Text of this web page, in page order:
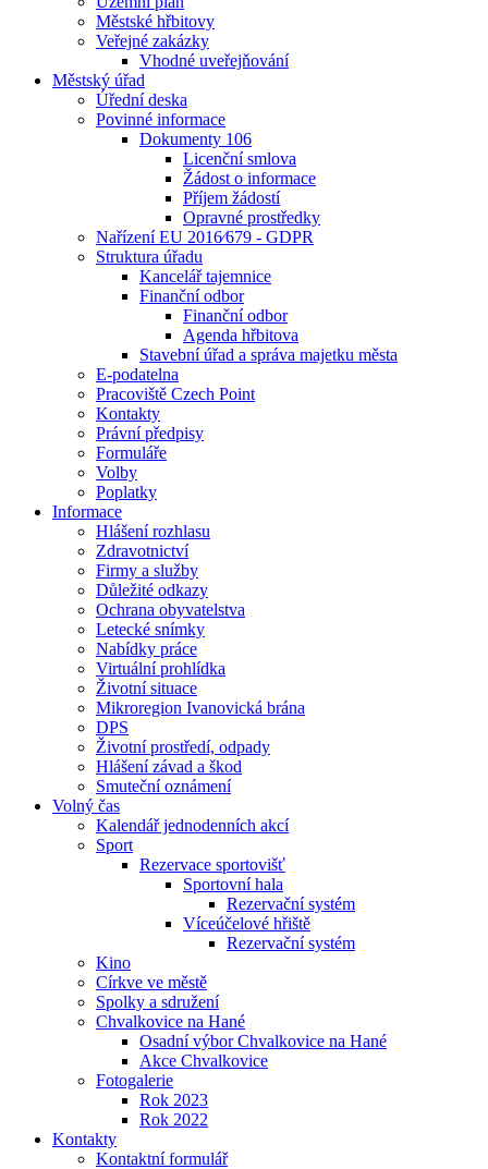
Městské hřbitovy
Veřejné zakázky
Vhodné uveřejňování
Městský úřad
Úřední deska
Povinné informace
Dokumenty 106
Licenční smlova
Žádost o informace
Příjem žádostí
Opravné prostředky
Nařízení EU 2016⁄679 - GDPR
Struktura úřadu
Kancelář tajemnice
Finanční odbor
Finanční odbor
Agenda hřbitova
Stavební úřad a správa majetku města
E-podatelna
Pracoviště Czech Point
Kontakty
Právní předpisy
Formuláře
Volby
Poplatky
Informace
Hlášení rozhlasu
Zdravotnictví
Firmy a služby
Důležité odkazy
Ochrana obyvatelstva
Letecké snímky
Nabídky práce
Virtuální prohlídka
Životní situace
Mikroregion Ivanovická brána
DPS
Životní prostředí, odpady
Hlášení závad a škod
Smuteční oznámení
Volný čas
Kalendář jednodenních akcí
Sport
Rezervace sportovišť
Sportovní hala
Rezervační systém
Víceúčelové hřiště
Rezervační systém
Kino
Církve ve městě
Spolky a sdružení
Chvalkovice na Hané
Osadní výbor Chvalkovice na Hané
Akce Chvalkovice
Fotogalerie
Rok 2023
Rok 2022
Kontakty
Kontaktní formulář